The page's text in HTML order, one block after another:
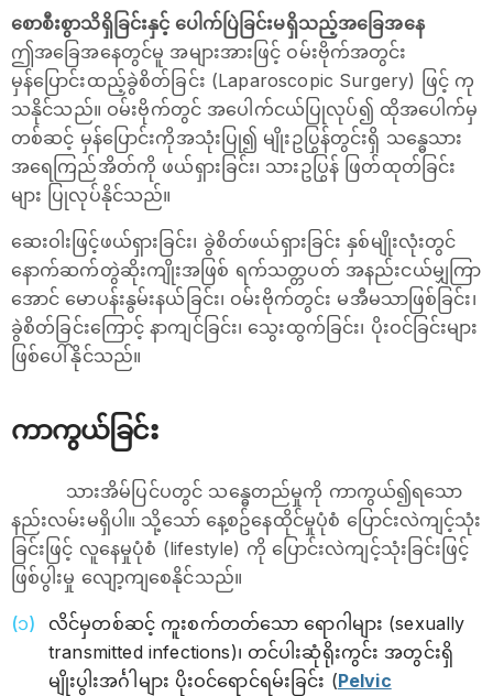
စောစီးစွာသိရှိခြင်းနှင့် ပေါက်ပြဲခြင်းမရှိသည့်အခြေအနေ
ဤအခြေအနေတွင်မူ အများအားဖြင့် ဝမ်းဗိုက်အတွင်း
မှန်ပြောင်းထည့်ခွဲစိတ်ခြင်း (Laparoscopic Surgery) ဖြင့် ကု
သနိုင်သည်။ ဝမ်းဗိုက်တွင် အပေါက်ငယ်ပြုလုပ်၍ ထိုအပေါက်မှ
တစ်ဆင့် မှန်ပြောင်းကိုအသုံးပြု၍ မျိုးဥပြွန်တွင်းရှိ သန္ဓေသား
အရေကြည်အိတ်ကို ဖယ်ရှားခြင်း၊ သားဥပြွန် ဖြတ်ထုတ်ခြင်း
များ ပြုလုပ်နိုင်သည်။
ဆေးဝါးဖြင့်ဖယ်ရှားခြင်း၊ ခွဲစိတ်ဖယ်ရှားခြင်း နှစ်မျိုးလုံးတွင်
နောက်ဆက်တွဲဆိုးကျိုးအဖြစ် ရက်သတ္တပတ် အနည်းငယ်မျှကြာ
အောင် မောပန်းနွမ်းနယ်ခြင်း၊ ဝမ်းဗိုက်တွင်း မအီမသာဖြစ်ခြင်း၊
ခွဲစိတ်ခြင်းကြောင့် နာကျင်ခြင်း၊ သွေးထွက်ခြင်း၊ ပိုးဝင်ခြင်းများ
ဖြစ်ပေါ်နိုင်သည်။
ကာကွယ်ခြင်း
သားအိမ်ပြင်ပတွင် သန္ဓေတည်မှုကို ကာကွယ်၍ရသော
နည်းလမ်းမရှိပါ။ သို့သော် နေ့စဥ်နေထိုင်မှုပုံစံ ပြောင်းလဲကျင့်သုံး
ခြင်းဖြင့် လူနေမှုပုံစံ (lifestyle) ကို ပြောင်းလဲကျင့်သုံးခြင်းဖြင့်
ဖြစ်ပွါးမှု လျော့ကျစေနိုင်သည်။
လိင်မှတစ်ဆင့် ကူးစက်တတ်သော ရောဂါများ (sexually
transmitted infections)၊ တင်ပါးဆုံရိုးကွင်း အတွင်းရှိ
မျိုးပွါးအင်္ဂါများ ပိုးဝင်ရောင်ရမ်းခြင်း (Pelvic